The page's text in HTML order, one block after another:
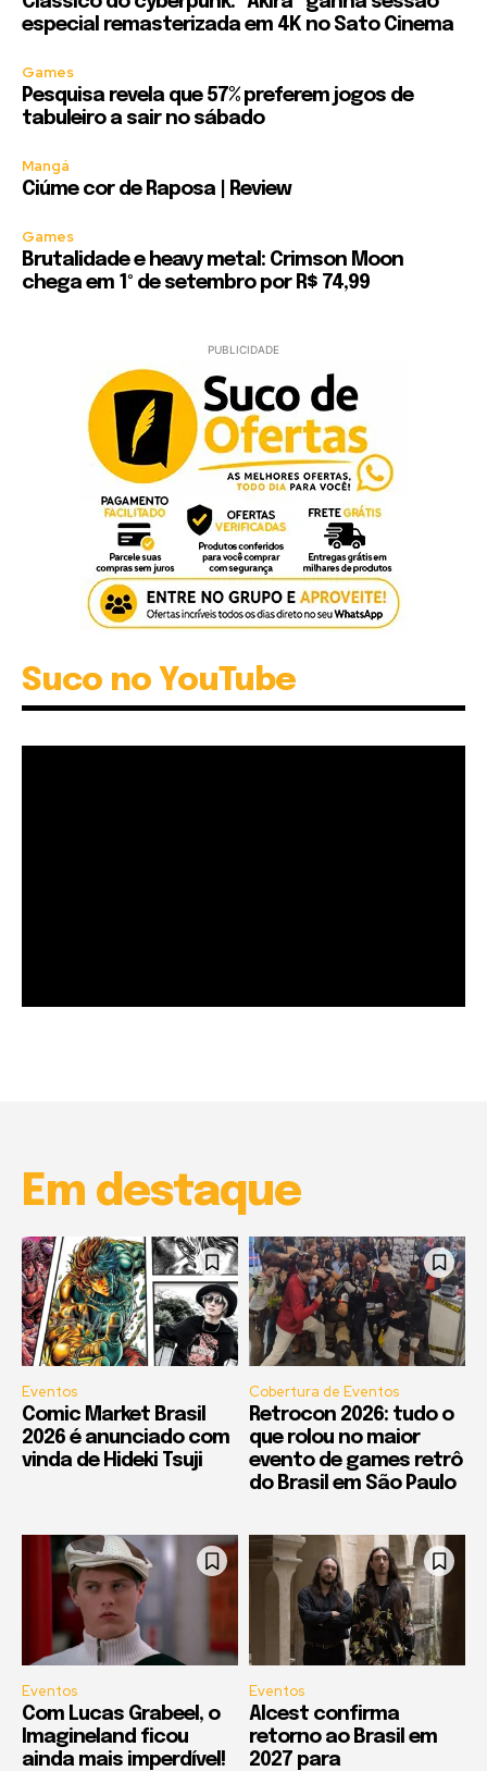
especial remasterizada em 4K no Sato Cinema
Games
Pesquisa revela que 57% preferem jogos de
tabuleiro a sair no sábado
Mangá
Ciúme cor de Raposa | Review
Games
Brutalidade e heavy metal: Crimson Moon
chega em 1º de setembro por R$ 74,99
PUBLICIDADE
Suco no YouTube
Em destaque
Eventos
Comic Market Brasil
2026 é anunciado com
vinda de Hideki Tsuji
Cobertura de Eventos
Retrocon 2026: tudo o
que rolou no maior
evento de games retrô
do Brasil em São Paulo
Eventos
Com Lucas Grabeel, o
Imagineland ficou
ainda mais imperdível!
Eventos
Alcest confirma
retorno ao Brasil em
2027 para